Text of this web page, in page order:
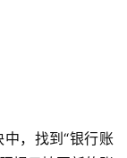
中，找到“银行账